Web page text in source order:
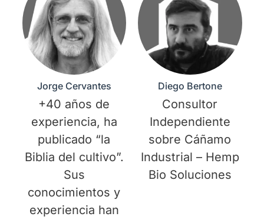
Jorge Cervantes
+40 años de
experiencia, ha
publicado “la
Biblia del cultivo”.
Sus
conocimientos y
experiencia han
Diego Bertone
Consultor
Independiente
sobre Cáñamo
Industrial – Hemp
Bio Soluciones